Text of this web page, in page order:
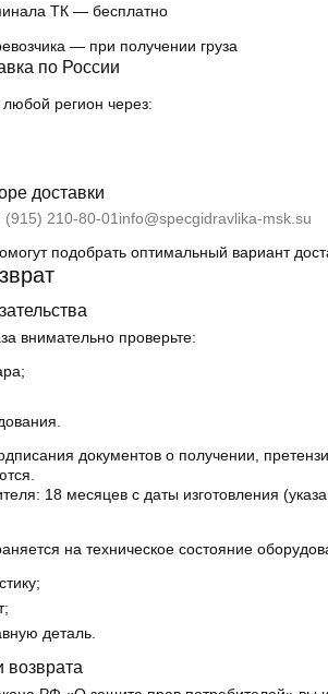
ТК — бесплатно
— при получении груза
по России
регион через:
доставки
(915) 210-80-01 info@specgidravlika-msk.su
подобрать оптимальный вариант
внимательно проверьте:
документов о получении,
18 месяцев с даты изготовления
на техническое состояние
деталь.
возврата